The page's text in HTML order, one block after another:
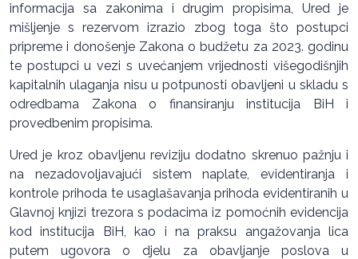
informacija sa zakonima i drugim propisima, Ured je
mišljenje s rezervom izrazio zbog toga što postupci
pripreme i donošenje Zakona o budžetu za 2023. godinu
te postupci u vezi s uvećanjem vrijednosti višegodišnjih
kapitalnih ulaganja nisu u potpunosti obavljeni u skladu s
odredbama Zakona o finansiranju institucija BiH i
provedbenim propisima.
Ured je kroz obavljenu reviziju dodatno skrenuo pažnju i
na nezadovoljavajući sistem naplate, evidentiranja i
kontrole prihoda te usaglašavanja prihoda evidentiranih u
Glavnoj knjizi trezora s podacima iz pomoćnih evidencija
kod institucija BiH, kao i na praksu angažovanja lica
putem ugovora o djelu za obavljanje poslova u